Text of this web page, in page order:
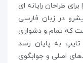
طراحان رایانه ای
در زبان فارسی
که تمام و دشواری
تایپ به پایان رسد
اصلی و جوابگوی